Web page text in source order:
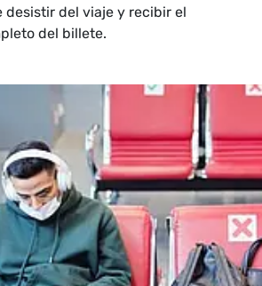
desistir del viaje y recibir el
del billete.